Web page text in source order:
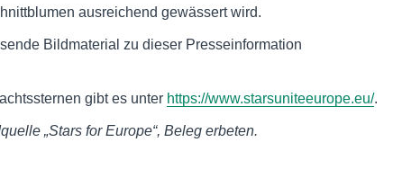
ausreichend gewässert wird.
Bildmaterial zu dieser Presseinformation
gibt es unter https://www.starsuniteeurope.eu/.
„Stars for Europe“, Beleg erbeten.